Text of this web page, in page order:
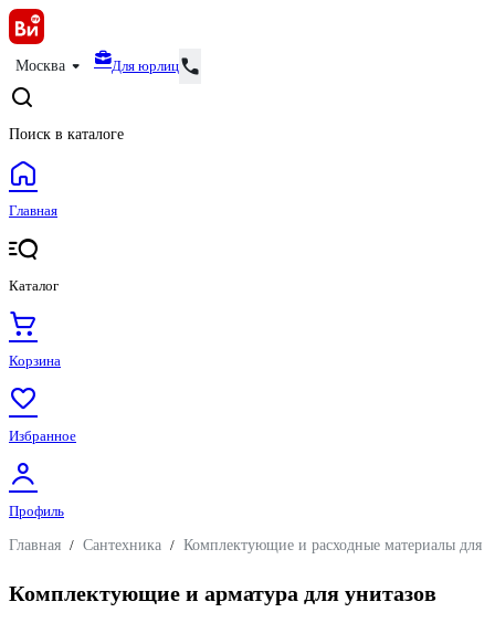
Москва Для юрлиц
Поиск в каталоге
Главная
Каталог
Корзина
Избранное
Профиль
Главная / Сантехника / Комплектующие и расходные материалы для
Комплектующие и арматура для унитазов